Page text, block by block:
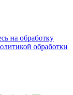
на обработку
обработки